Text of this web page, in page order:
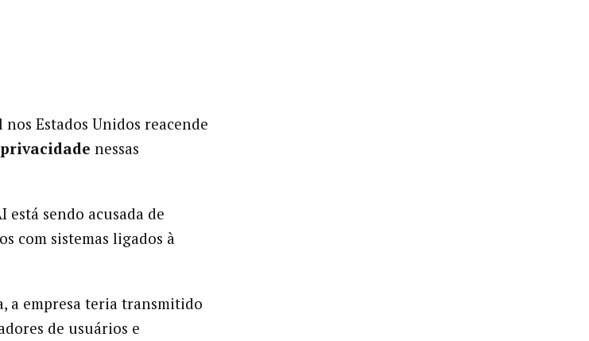
Estados Unidos reacende
privacidade nessas
está sendo acusada de
com sistemas ligados à
a empresa teria transmitido
de usuários e